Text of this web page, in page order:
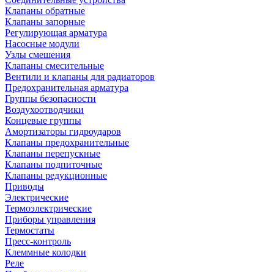
Клапаны обратные
Клапаны запорные
Регулирующая арматура
Насосные модули
Узлы смешения
Клапаны смесительные
Вентили и клапаны для радиаторов
Предохранительная арматура
Группы безопасности
Воздухоотводчики
Концевые группы
Амортизаторы гидроударов
Клапаны предохранительные
Клапаны перепускные
Клапаны подпиточные
Клапаны редукционные
Приводы
Электрические
Термоэлектрические
Приборы управления
Термостаты
Пресс-контроль
Клеммные колодки
Реле